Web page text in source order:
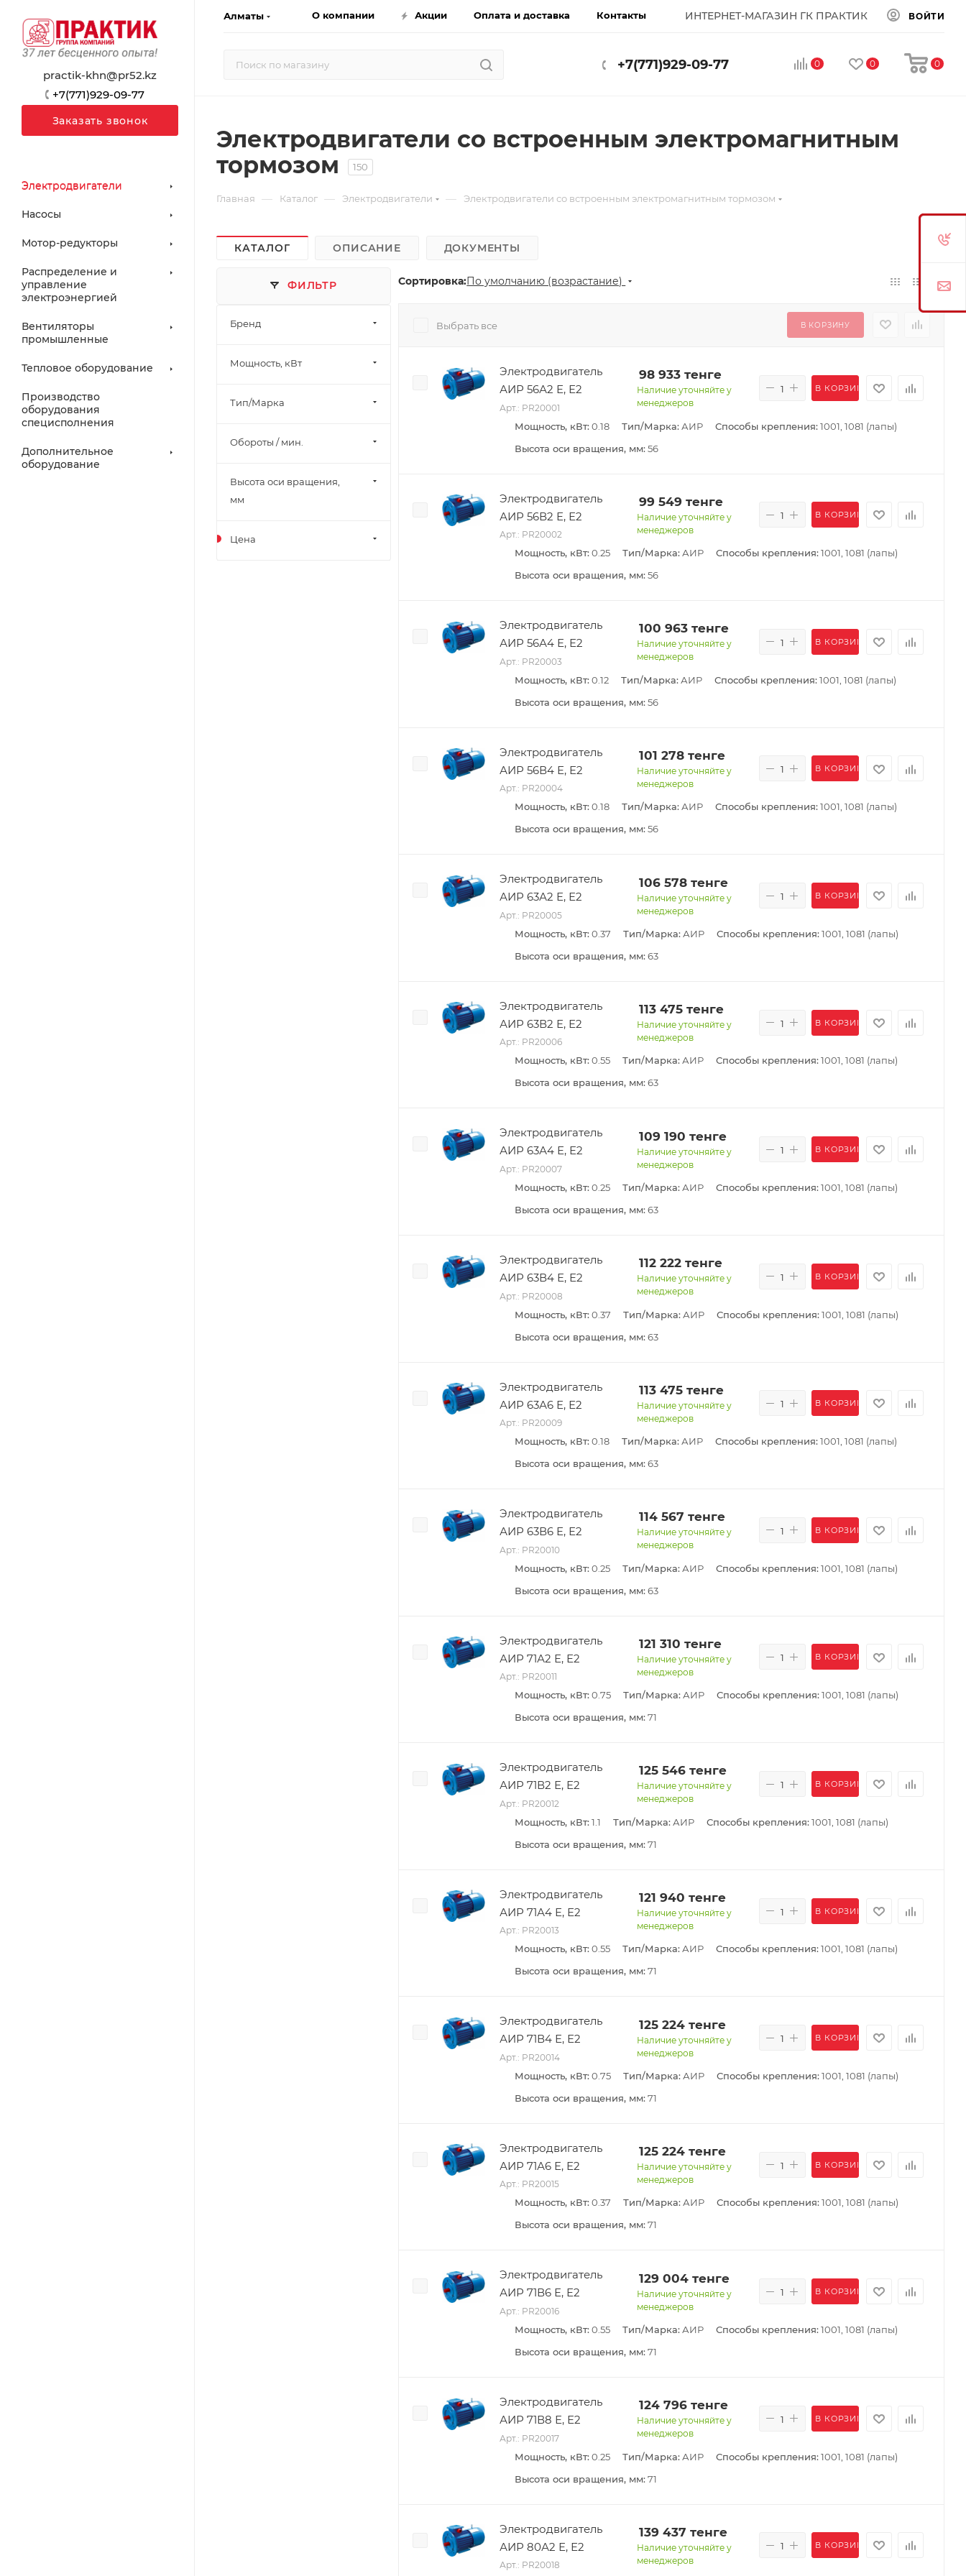
Алматы О компании Акции Оплата и доставка Контакты ИНТЕРНЕТ-МАГАЗИН ГК ПРАКТИК ВОЙТИ
0 0 0
+7(771)929-09-77
practik-khn@pr52.kz
+7(771)929-09-77
Заказать звонок
Электродвигатели
Насосы
Мотор-редукторы
Распределение и
управление
электроэнергией
Вентиляторы
промышленные
Тепловое оборудование
Производство
оборудования
специсполнения
Дополнительное
оборудование
Электродвигатели со встроенным электромагнитным
тормозом
150
Главная — Каталог — Электродвигатели — Электродвигатели со встроенным электромагнитным тормозом
КАТАЛОГ ОПИСАНИЕ ДОКУМЕНТЫ
ФИЛЬТР
Бренд
Мощность, кВт
Тип/Марка
Обороты / мин.
Высота оси вращения,
мм
Цена
Сортировка:По умолчанию (возрастание)
Выбрать все В КОРЗИНУ
Электродвигатель
АИР 56А2 Е, Е2
Арт.: PR20001
98 933тенге
Наличие уточняйте у
менеджеров
В КОРЗИНУ
Мощность, кВт: 0.18 Тип/Марка: АИР Способы крепления: 1001, 1081 (лапы)
Высота оси вращения, мм: 56
Электродвигатель
АИР 56В2 Е, Е2
Арт.: PR20002
99 549тенге
Наличие уточняйте у
менеджеров
В КОРЗИНУ
Мощность, кВт: 0.25 Тип/Марка: АИР Способы крепления: 1001, 1081 (лапы)
Высота оси вращения, мм: 56
Электродвигатель
АИР 56А4 Е, Е2
Арт.: PR20003
100 963тенге
Наличие уточняйте у
менеджеров
В КОРЗИНУ
Мощность, кВт: 0.12 Тип/Марка: АИР Способы крепления: 1001, 1081 (лапы)
Высота оси вращения, мм: 56
Электродвигатель
АИР 56В4 Е, Е2
Арт.: PR20004
101 278тенге
Наличие уточняйте у
менеджеров
В КОРЗИНУ
Мощность, кВт: 0.18 Тип/Марка: АИР Способы крепления: 1001, 1081 (лапы)
Высота оси вращения, мм: 56
Электродвигатель
АИР 63А2 Е, Е2
Арт.: PR20005
106 578тенге
Наличие уточняйте у
менеджеров
В КОРЗИНУ
Мощность, кВт: 0.37 Тип/Марка: АИР Способы крепления: 1001, 1081 (лапы)
Высота оси вращения, мм: 63
Электродвигатель
АИР 63В2 Е, Е2
Арт.: PR20006
113 475тенге
Наличие уточняйте у
менеджеров
В КОРЗИНУ
Мощность, кВт: 0.55 Тип/Марка: АИР Способы крепления: 1001, 1081 (лапы)
Высота оси вращения, мм: 63
Электродвигатель
АИР 63А4 Е, Е2
Арт.: PR20007
109 190 тенге
Наличие уточняйте у
менеджеров
В КОРЗИНУ
Мощность, кВт: 0.25 Тип/Марка: АИР Способы крепления: 1001, 1081 (лапы)
Высота оси вращения, мм: 63
Электродвигатель
АИР 63В4 Е, Е2
Арт.: PR20008
112 222тенге
Наличие уточняйте у
менеджеров
В КОРЗИНУ
Мощность, кВт: 0.37 Тип/Марка: АИР Способы крепления: 1001, 1081 (лапы)
Высота оси вращения, мм: 63
Электродвигатель
АИР 63А6 Е, Е2
Арт.: PR20009
113 475тенге
Наличие уточняйте у
менеджеров
В КОРЗИНУ
Мощность, кВт: 0.18 Тип/Марка: АИР Способы крепления: 1001, 1081 (лапы)
Высота оси вращения, мм: 63
Электродвигатель
АИР 63В6 Е, Е2
Арт.: PR20010
114 567 тенге
Наличие уточняйте у
менеджеров
В КОРЗИНУ
Мощность, кВт: 0.25 Тип/Марка: АИР Способы крепления: 1001, 1081 (лапы)
Высота оси вращения, мм: 63
Электродвигатель
АИР 71А2 Е, Е2
Арт.: PR20011
121 310 тенге
Наличие уточняйте у
менеджеров
В КОРЗИНУ
Мощность, кВт: 0.75 Тип/Марка: АИР Способы крепления: 1001, 1081 (лапы)
Высота оси вращения, мм: 71
Электродвигатель
АИР 71В2 Е, Е2
Арт.: PR20012
125 546тенге
Наличие уточняйте у
менеджеров
В КОРЗИНУ
Мощность, кВт: 1.1 Тип/Марка: АИР Способы крепления: 1001, 1081 (лапы)
Высота оси вращения, мм: 71
Электродвигатель
АИР 71А4 Е, Е2
Арт.: PR20013
121 940 тенге
Наличие уточняйте у
менеджеров
В КОРЗИНУ
Мощность, кВт: 0.55 Тип/Марка: АИР Способы крепления: 1001, 1081 (лапы)
Высота оси вращения, мм: 71
Электродвигатель
АИР 71В4 Е, Е2
Арт.: PR20014
125 224тенге
Наличие уточняйте у
менеджеров
В КОРЗИНУ
Мощность, кВт: 0.75 Тип/Марка: АИР Способы крепления: 1001, 1081 (лапы)
Высота оси вращения, мм: 71
Электродвигатель
АИР 71А6 Е, Е2
Арт.: PR20015
125 224тенге
Наличие уточняйте у
менеджеров
В КОРЗИНУ
Мощность, кВт: 0.37 Тип/Марка: АИР Способы крепления: 1001, 1081 (лапы)
Высота оси вращения, мм: 71
Электродвигатель
АИР 71В6 Е, Е2
Арт.: PR20016
129 004тенге
Наличие уточняйте у
менеджеров
В КОРЗИНУ
Мощность, кВт: 0.55 Тип/Марка: АИР Способы крепления: 1001, 1081 (лапы)
Высота оси вращения, мм: 71
Электродвигатель
АИР 71В8 Е, Е2
Арт.: PR20017
124 796тенге
Наличие уточняйте у
менеджеров
В КОРЗИНУ
Мощность, кВт: 0.25 Тип/Марка: АИР Способы крепления: 1001, 1081 (лапы)
Высота оси вращения, мм: 71
Электродвигатель
АИР 80А2 Е, Е2
Арт.: PR20018
139 437 тенге
Наличие уточняйте у
менеджеров
В КОРЗИНУ